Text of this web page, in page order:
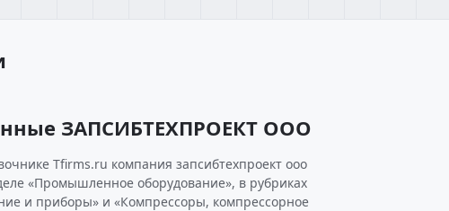
ЗАПСИБТЕХПРОЕКТ ООО
Tfirms.ru компания запсибтехпроект ооо
«Промышленное оборудование», в рубриках
и приборы» и «Компрессоры, компрессорное